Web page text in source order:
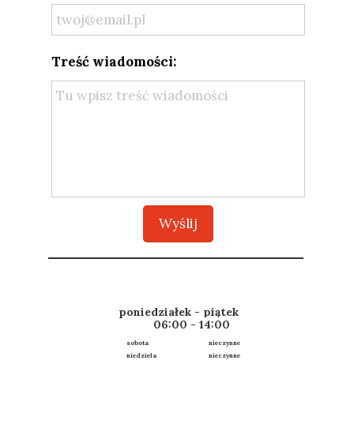
Treść wiadomości:
Wyślij
poniedziałek - piątek
06:00 - 14:00
sobota nieczynne
niedziela nieczynne